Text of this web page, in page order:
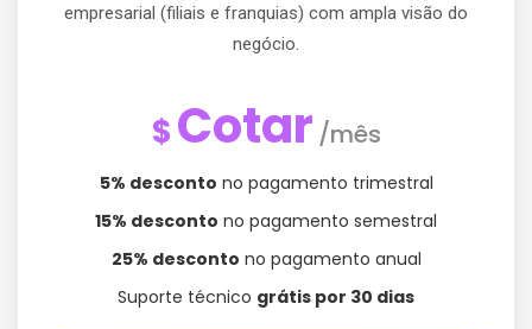
empresarial (filiais e franquias) com ampla visão do
negócio.
$Cotar /mês
5% desconto no pagamento trimestral
15% desconto no pagamento semestral
25% desconto no pagamento anual
Suporte técnico grátis por 30 dias